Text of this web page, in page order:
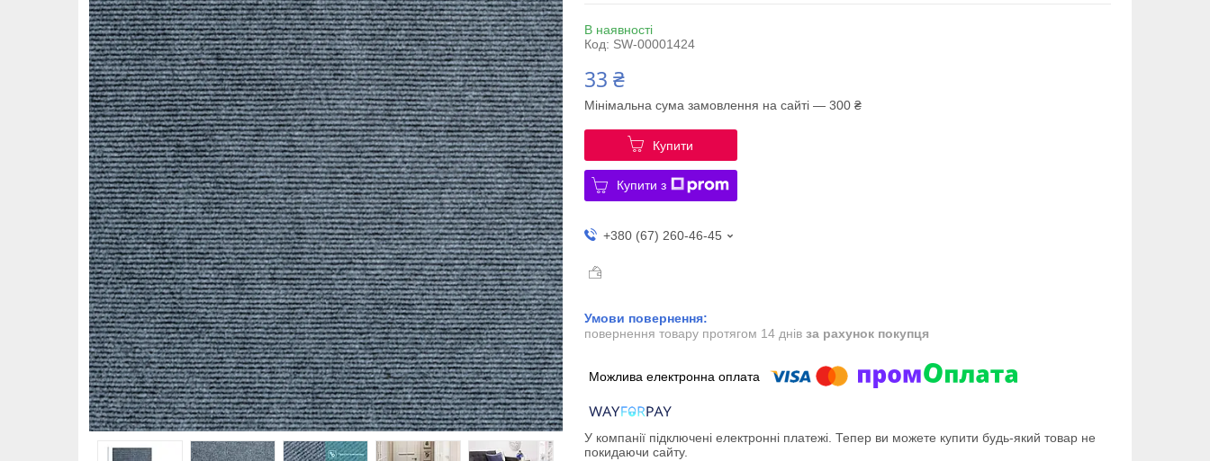
В наявності
Код: SW-00001424
33 ₴
Мінімальна сума замовлення на сайті — 300 ₴
Купити
Купити з
+380 (67) 260-46-45
повернення товару протягом 14 днів за рахунок покупця
У компанії підключені електронні платежі. Тепер ви можете купити будь-який товар не
покидаючи сайту.